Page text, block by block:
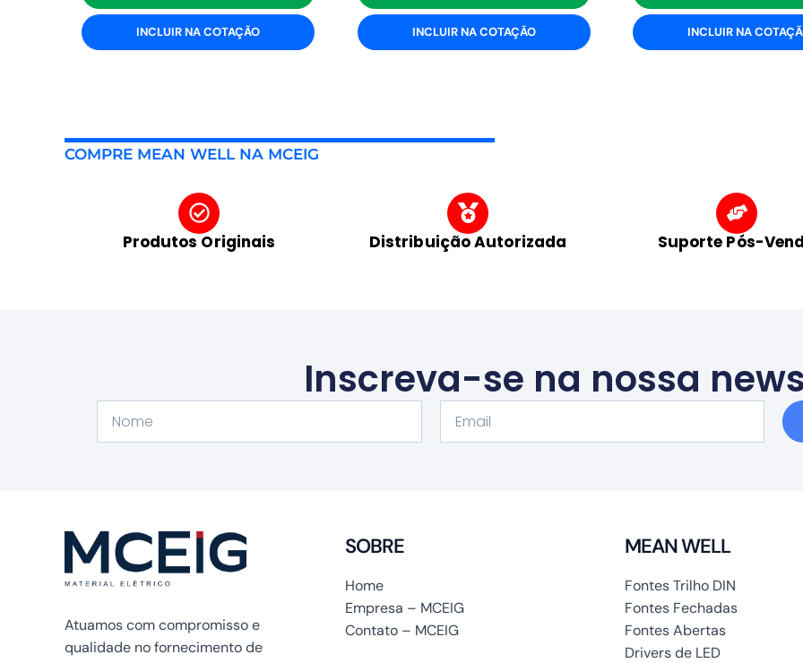
INCLUIR NA COTAÇÃO INCLUIR NA COTAÇÃO INCLUIR NA
COMPRE MEAN WELL NA MCEIG
Produtos Originais Distribuição Autorizada Suporte Pós-
Inscreva-se na nossa
Atuamos com compromisso e
qualidade no fornecimento de
SOBRE
Home
Empresa – MCEIG
Contato – MCEIG
MEAN WELL
Fontes Trilho DIN
Fontes Fechadas
Fontes Abertas
Drivers de LED